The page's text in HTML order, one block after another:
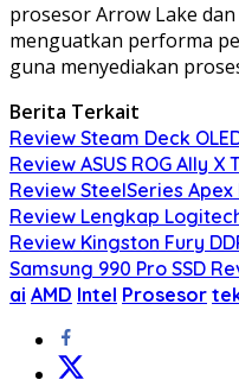
prosesor Arrow Lake
menguatkan performa
guna menyediakan
Berita Terkait
Review Steam Deck
Review ASUS ROG Ally
Review SteelSeries
Review Lengkap
Review Kingston Fury
Samsung 990 Pro SSD
ai AMD Intel Prosesor